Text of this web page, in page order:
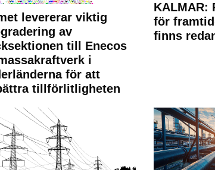
levererar viktig
av
till Enecos
i
för att
tillförlitligheten
KALMAR:
för
finns